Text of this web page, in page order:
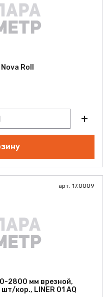
Roll
арт. 17.0009
2800 мм врезной,
кор., LINER 01 AQ